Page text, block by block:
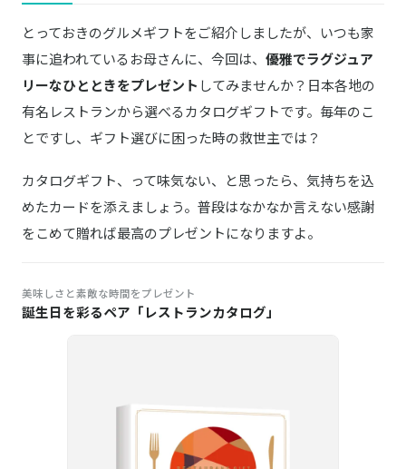
とっておきのグルメギフトをご紹介しましたが、いつも家
事に追われているお母さんに、今回は、 優雅でラグジュア
リーなひとときをプレゼント してみませんか？日本各地の
有名レストランから選べるカタログギフトです。毎年のこ
とですし、ギフト選びに困った時の救世主では？
カタログギフト、って味気ない、と思ったら、気持ちを込
めたカードを添えましょう。普段はなかなか言えない感謝
をこめて贈れば最高のプレゼントになりますよ。
美味しさと素敵な時間をプレゼント
誕生日を彩るペア「レストランカタログ」